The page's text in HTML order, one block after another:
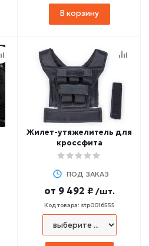
В корзину
Жилет-утяжелитель для
кроссфита
ПОД ЗАКАЗ
от 9 492 ₽ /шт.
Код товара: stp0016555